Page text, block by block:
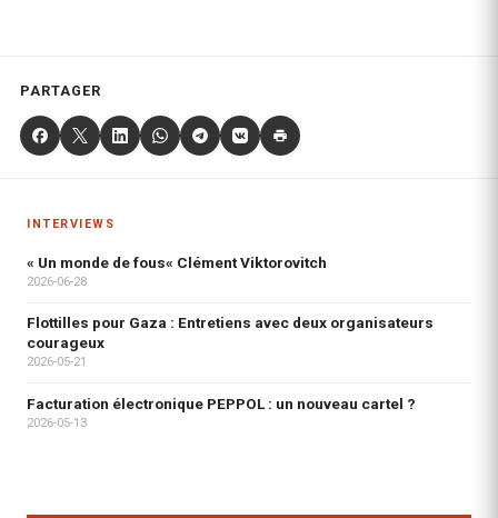
PARTAGER
INTERVIEWS
« Un monde de fous« Clément Viktorovitch
2026-06-28
Flottilles pour Gaza : Entretiens avec deux organisateurs
courageux
2026-05-21
Facturation électronique PEPPOL : un nouveau cartel ?
2026-05-13